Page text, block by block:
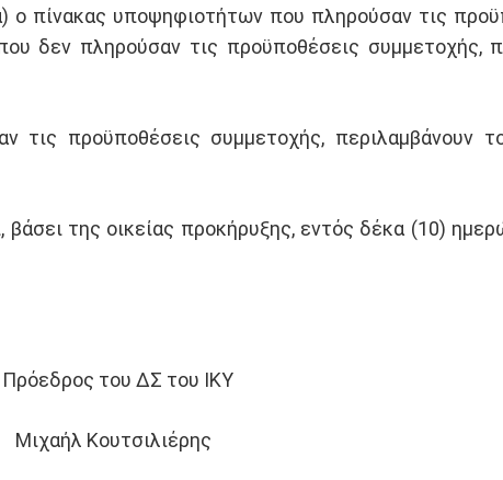
ο πίνακας υποψηφιοτήτων που πληρούσαν τις
δεν πληρούσαν τις προϋποθέσεις συμμετοχής,
τις προϋποθέσεις συμμετοχής, περιλαμβάνουν
της οικείας προκήρυξης, εντός δέκα (10)
ΙΚΥ